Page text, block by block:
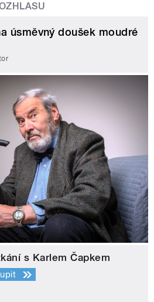
úsměvný doušek moudré
s Karlem Čapkem